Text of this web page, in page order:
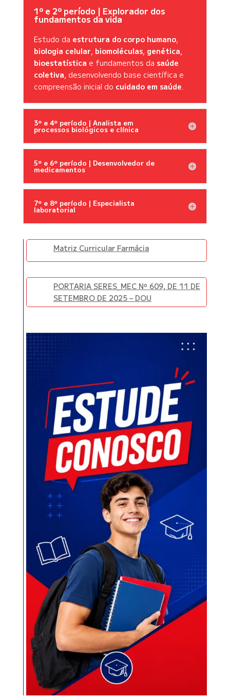
1º e 2º período | Explorador dos
fundamentos da vida
Estudo da estrutura do corpo humano,
biologia celular, biomoléculas, genética,
bioestatística e fundamentos da saúde
coletiva, desenvolvendo base científica e
compreensão inicial do cuidado em saúde.
3º e 4º período | Analista em
processos biológicos e clínica
5º e 6º período | Desenvolvedor de
medicamentos
7º e 8º período | Especialista
laboratorial
Matriz Curricular Farmácia
PORTARIA SERES_MEC Nº 609, DE 11 DE
SETEMBRO DE 2025 – DOU